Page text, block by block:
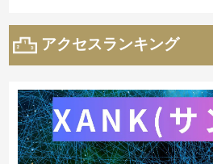
アクセスランキング